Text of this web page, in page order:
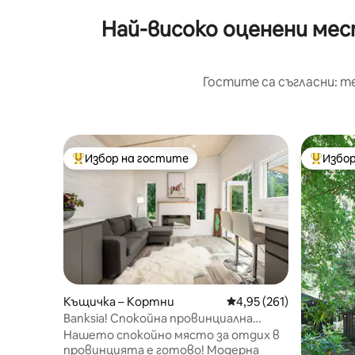
Най-високо оценени
Гостите са съгласни:
Най-популярен избор на гостите
Избор на гостите
Къщичка – Кортни Средна оценка: 4,95
4,95 (261)
Banksia! Спокойна провинциална
идилка…
Нашето спокойно място за отдих в
провинцията е готово! Модерна
Най-